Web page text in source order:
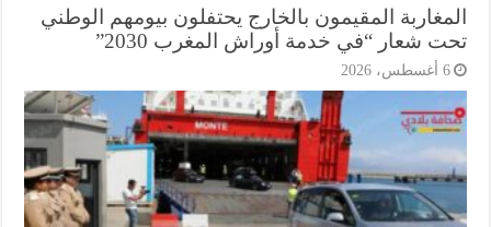
المقيمون بالخارج يحتفلون بيومهم الوطني
شعار “في خدمة أوراش المغرب 2030”